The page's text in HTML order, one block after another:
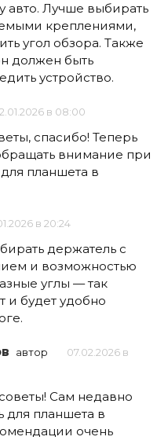
авто. Лучше выбирать
креплениями,
угол обзора. Также
должен быть
устройство.
в 08:00
спасибо! Теперь
внимание при
планшета в
в 20:24
держатель с
и возможностью
углы — так
и будет удобно
автор
07.02.2026 в
Сам недавно
для планшета в
очень